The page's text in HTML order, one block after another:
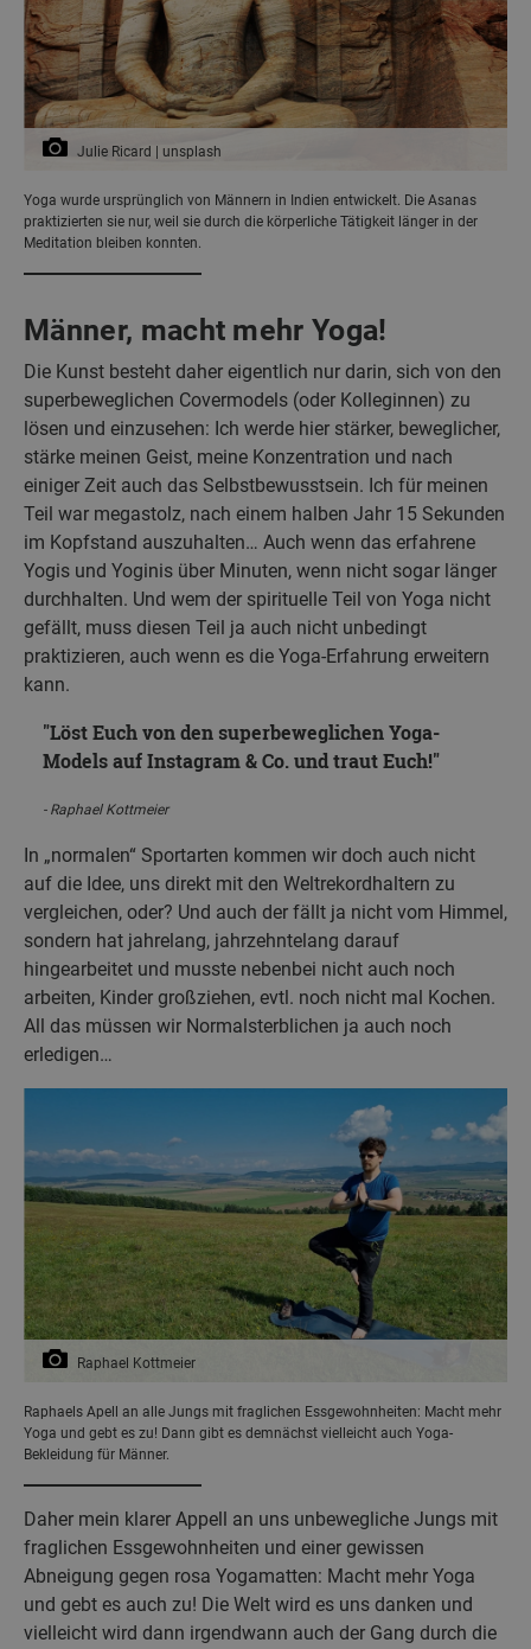
Julie Ricard | unsplash
Yoga wurde ursprünglich von Männern in Indien entwickelt. Die Asanas
praktizierten sie nur, weil sie durch die körperliche Tätigkeit länger in der
Meditation bleiben konnten.
Männer, macht mehr Yoga!
Die Kunst besteht daher eigentlich nur darin, sich von den
superbeweglichen Covermodels (oder Kolleginnen) zu
lösen und einzusehen: Ich werde hier stärker, beweglicher,
stärke meinen Geist, meine Konzentration und nach
einiger Zeit auch das Selbstbewusstsein. Ich für meinen
Teil war megastolz, nach einem halben Jahr 15 Sekunden
im Kopfstand auszuhalten… Auch wenn das erfahrene
Yogis und Yoginis über Minuten, wenn nicht sogar länger
durchhalten. Und wem der spirituelle Teil von Yoga nicht
gefällt, muss diesen Teil ja auch nicht unbedingt
praktizieren, auch wenn es die Yoga-Erfahrung erweitern
kann.
Löst Euch von den superbeweglichen Yoga-
Models auf Instagram & Co. und traut Euch!
Raphael Kottmeier
In „normalen“ Sportarten kommen wir doch auch nicht
auf die Idee, uns direkt mit den Weltrekordhaltern zu
vergleichen, oder? Und auch der fällt ja nicht vom Himmel,
sondern hat jahrelang, jahrzehntelang darauf
hingearbeitet und musste nebenbei nicht auch noch
arbeiten, Kinder großziehen, evtl. noch nicht mal Kochen.
All das müssen wir Normalsterblichen ja auch noch
erledigen…
Raphael Kottmeier
Raphaels Apell an alle Jungs mit fraglichen Essgewohnheiten: Macht mehr
Yoga und gebt es zu! Dann gibt es demnächst vielleicht auch Yoga-
Bekleidung für Männer.
Daher mein klarer Appell an uns unbewegliche Jungs mit
fraglichen Essgewohnheiten und einer gewissen
Abneigung gegen rosa Yogamatten: Macht mehr Yoga
und gebt es auch zu! Die Welt wird es uns danken und
vielleicht wird dann irgendwann auch der Gang durch die